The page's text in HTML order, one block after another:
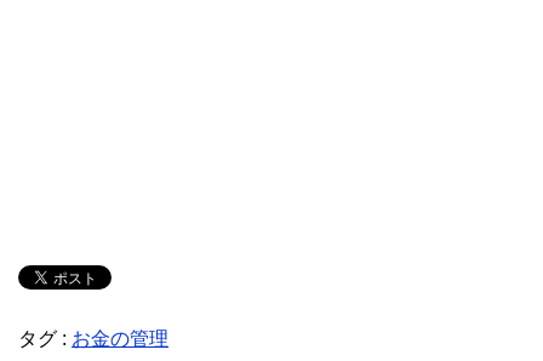
タグ : お金の管理